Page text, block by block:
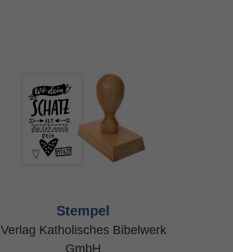
Stempel
Verlag Katholisches Bibelwerk
GmbH